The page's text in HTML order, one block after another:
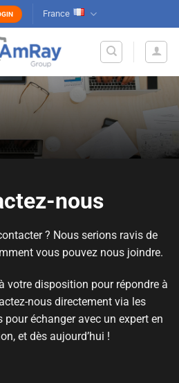
France
nous
? Nous serions ravis de
vous pouvez nous joindre.
votre disposition pour répondre à
nous directement via les
échanger avec un expert en
et dès aujourd’hui !